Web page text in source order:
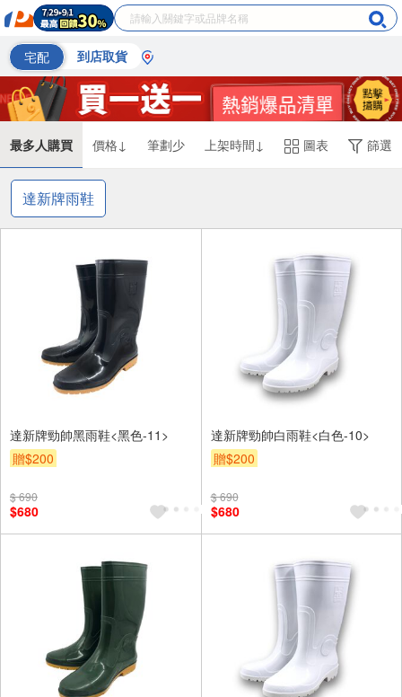
宅配 到店取貨
最多人購買 價格↓ 筆劃少 上架時間↓ 圖表 篩選
達新牌雨鞋
達新牌勁帥黑雨鞋<黑色-11>
贈$200
$ 690
$680
達新牌勁帥白雨鞋<白色-10>
贈$200
$ 690
$680